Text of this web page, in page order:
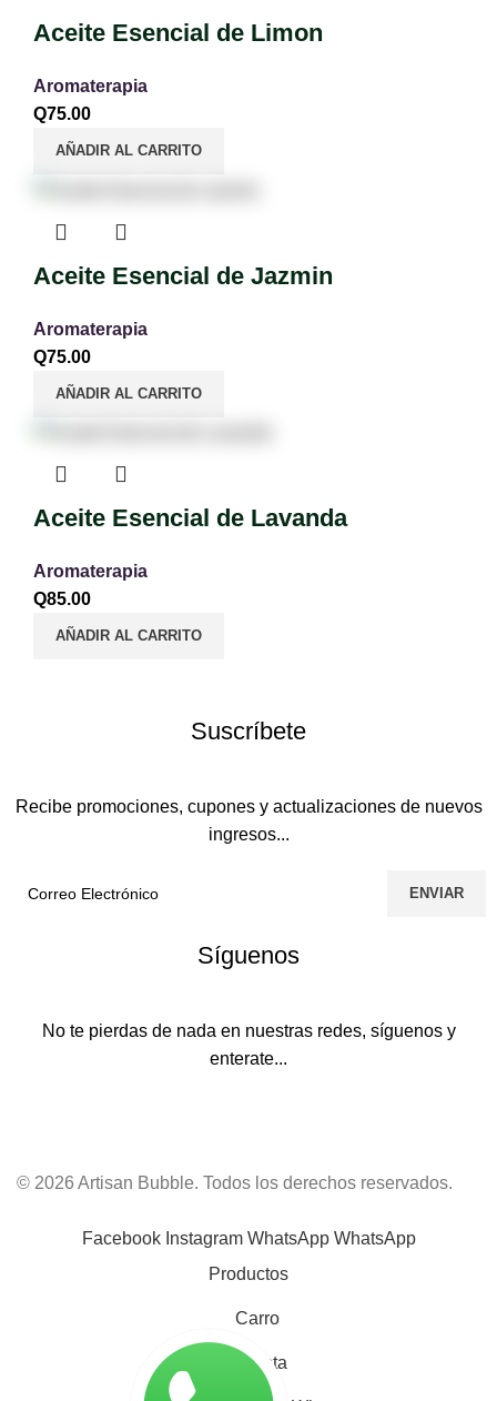
Aceite Esencial de Limon
Aromaterapia
Q75.00
AÑADIR AL CARRITO
Aceite Esencial de Jazmin
Aromaterapia
Q75.00
AÑADIR AL CARRITO
Aceite Esencial de Lavanda
Aromaterapia
Q85.00
AÑADIR AL CARRITO
Suscríbete
Recibe promociones, cupones y actualizaciones de nuevos
ingresos...
Síguenos
No te pierdas de nada en nuestras redes, síguenos y
enterate...
© 2026 Artisan Bubble. Todos los derechos reservados.
Facebook Instagram WhatsApp WhatsApp
Productos
Carro
Mi cuenta